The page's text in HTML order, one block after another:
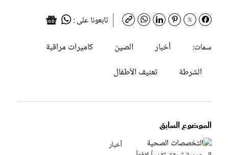
تابعونا على :
سمات:
أخبار الصين
كاميرات مراقبة
الشرطة
تعنيف الأطفال
الموضوع السابق
أخبار